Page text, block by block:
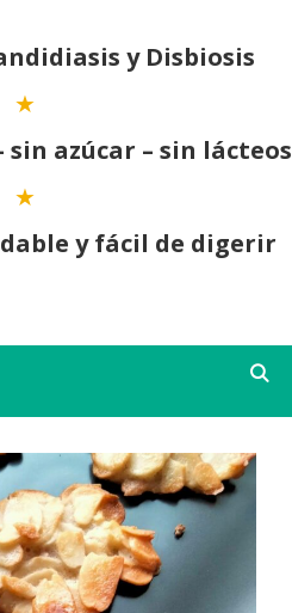
y Disbiosis
sin azúcar – sin lácteos
y fácil de digerir